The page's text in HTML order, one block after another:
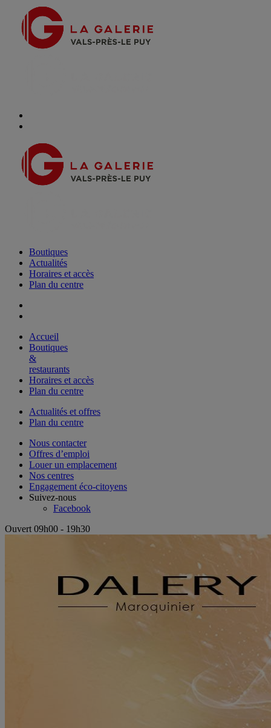
Boutiques
Actualités
Horaires et accès
Plan du centre
Accueil
Boutiques
&
restaurants
Horaires et accès
Plan du centre
Actualités et offres
Plan du centre
Nous contacter
Offres d’emploi
Louer un emplacement
Nos centres
Engagement éco-citoyens
Suivez-nous
Facebook
Ouvert 09h00 - 19h30